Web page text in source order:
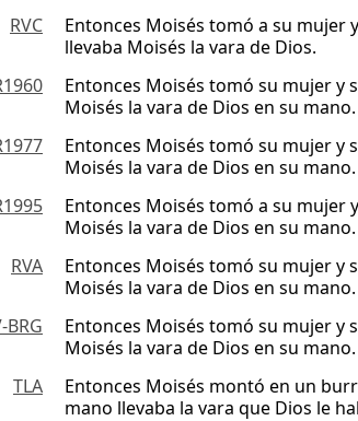
RVC
Entonces Moisés tomó a su mujer
llevaba Moisés la vara de Dios.
Entonces Moisés tomó su mujer y
Moisés la vara de Dios en su mano.
Entonces Moisés tomó su mujer y
Moisés la vara de Dios en su mano.
Entonces Moisés tomó a su mujer
Moisés la vara de Dios en su mano.
RVA
Entonces Moisés tomó su mujer y
Moisés la vara de Dios en su mano.
BRG
Entonces Moisés tomó su mujer y
Moisés la vara de Dios en su mano.
TLA
Entonces Moisés montó en un
mano llevaba la vara que Dios le